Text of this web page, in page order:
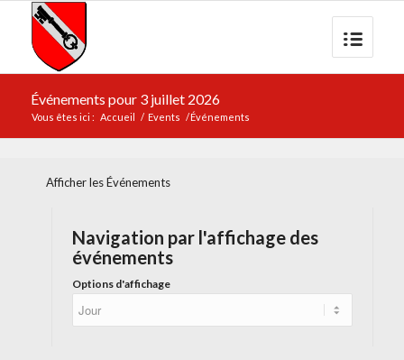
Événements pour 3 juillet 2026
Vous êtes ici : Accueil / Events /Événements
Afficher les Événements
Navigation par l'affichage des
événements
Options d'affichage